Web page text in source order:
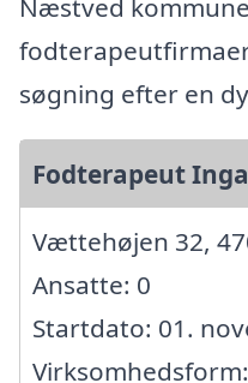
Næstved
søgning efter en
Fodterapeut Inga
Vættehøjen 32,
Ansatte: 0
Startdato: 01.